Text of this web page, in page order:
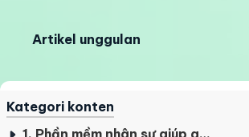
Artikel unggulan
Kategori konten
1. Phần mềm nhân sự giúp quản lý hiệu quả